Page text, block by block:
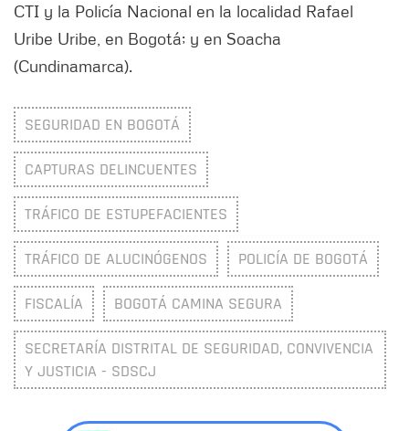
CTI y la Policía Nacional en la localidad Rafael
Uribe Uribe, en Bogotá; y en Soacha
(Cundinamarca).
SEGURIDAD EN BOGOTÁ
CAPTURAS DELINCUENTES
TRÁFICO DE ESTUPEFACIENTES
TRÁFICO DE ALUCINÓGENOS POLICÍA DE BOGOTÁ
FISCALÍA BOGOTÁ CAMINA SEGURA
SECRETARÍA DISTRITAL DE SEGURIDAD, CONVIVENCIA
Y JUSTICIA - SDSCJ